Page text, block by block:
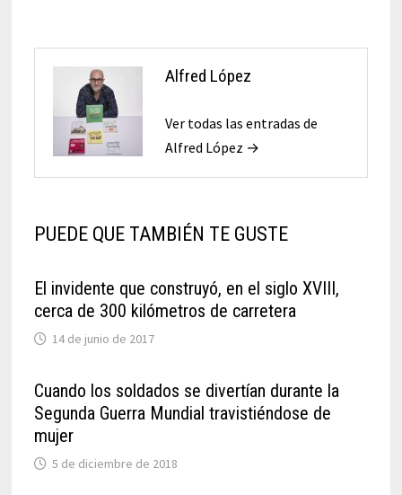
Alfred López
Ver todas las entradas de
Alfred López →
PUEDE QUE TAMBIÉN TE GUSTE
El invidente que construyó, en el siglo XVIII,
cerca de 300 kilómetros de carretera
14 de junio de 2017
Cuando los soldados se divertían durante la
Segunda Guerra Mundial travistiéndose de
mujer
5 de diciembre de 2018